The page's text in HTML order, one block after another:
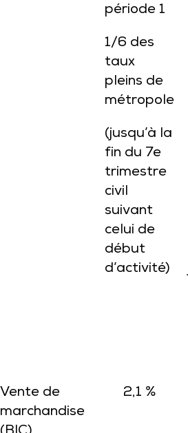
période 1
1/6 des
taux
pleins de
métropole
(jusqu’à la
fin du 7e
trimestre
civil
suivant
celui de
début
d’activité)
Vente de
marchandise
2,1 %